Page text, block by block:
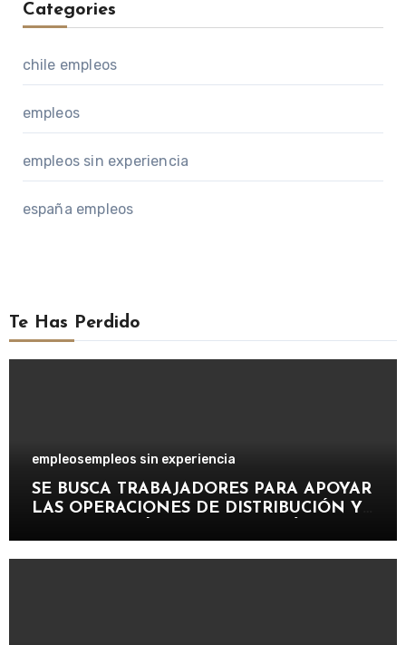
Categories
chile empleos
empleos
empleos sin experiencia
españa empleos
Te Has Perdido
empleosempleos sin experiencia
SE BUSCA TRABAJADORES PARA APOYAR
LAS OPERACIONES DE DISTRIBUCIÓN Y